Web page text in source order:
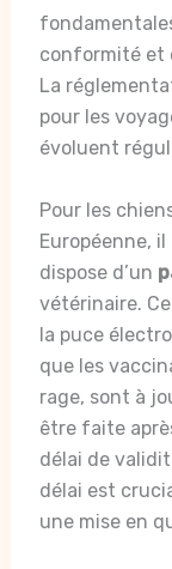
conformité et
La
pour les
évoluent
Pour les
Européenne,
dispose d’un
vétérinaire.
la puce
que les
rage, sont à
être faite
délai de
délai est
une mise en